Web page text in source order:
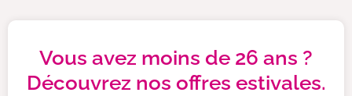
Vous avez moins de 26 ans ?
Découvrez nos offres estivales.